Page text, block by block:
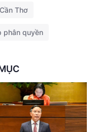
Cần Thơ
phân quyền